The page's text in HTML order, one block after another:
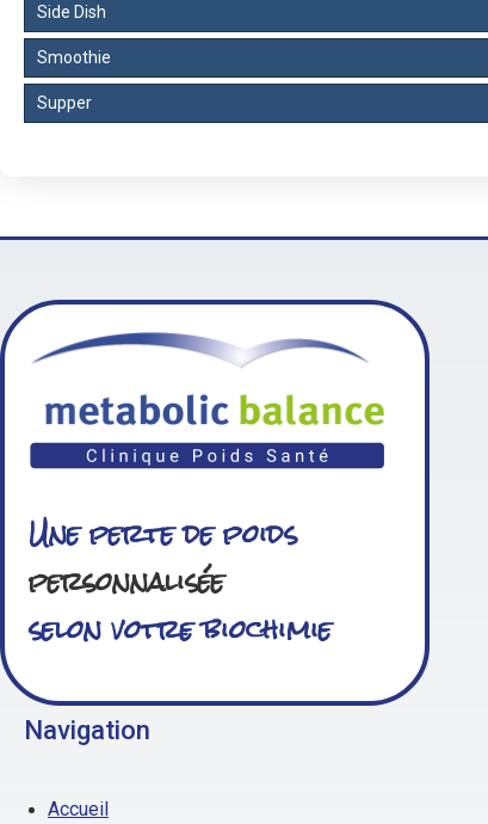
Side Dish
Smoothie
Supper
Une perte de poids
personnalisée
selon votre biochimie
Navigation
Accueil